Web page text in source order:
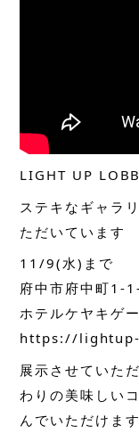
LIGHT UP
ステキなギャラ
ただいています
11/9(水)まで
府中市府中町1-
ホテルケヤキゲ
https://
展示させていた
わりの美味しい
んでいただけます